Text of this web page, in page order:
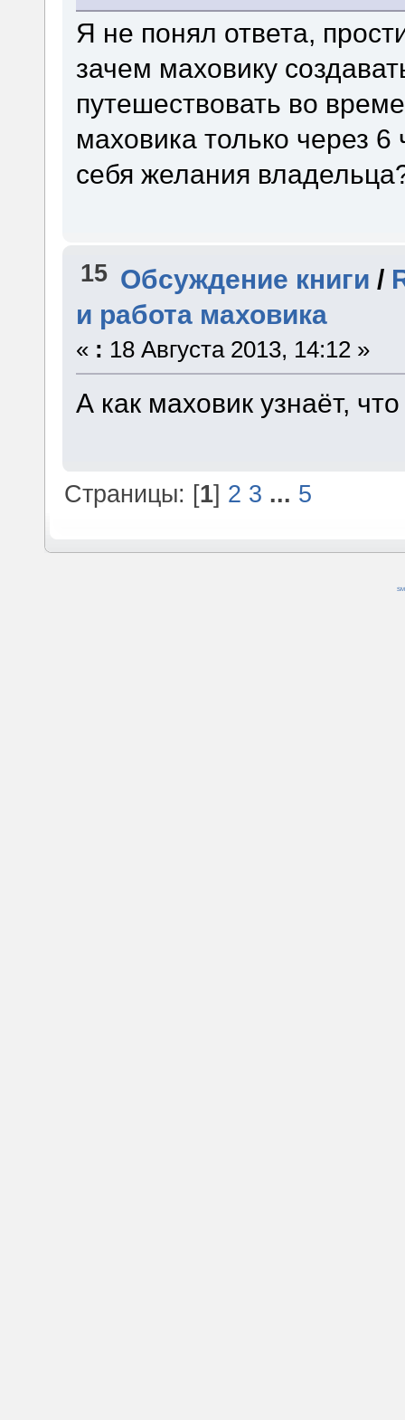
Я не понял ответа,
зачем маховику
путешествовать во
маховика только через
себя желания
15 Обсуждение книги /
и работа маховика
« : 18 Августа 2013, 14:12 »
А как маховик узнаёт,
Страницы: [1] 2 3 ... 5